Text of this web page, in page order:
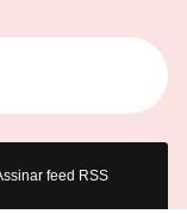
feed RSS